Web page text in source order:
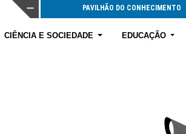
PAVILHÃO DO CONHECIMENTO
CIÊNCIA E SOCIEDADE EDUCAÇÃO